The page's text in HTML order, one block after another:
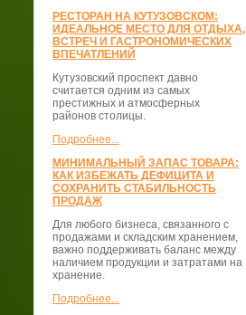
РЕСТОРАН НА КУТУЗОВСКОМ:
ИДЕАЛЬНОЕ МЕСТО ДЛЯ ОТДЫХА,
ВСТРЕЧ И ГАСТРОНОМИЧЕСКИХ
ВПЕЧАТЛЕНИЙ
Кутузовский проспект давно
считается одним из самых
престижных и атмосферных
районов столицы.
Подробнее...
МИНИМАЛЬНЫЙ ЗАПАС ТОВАРА:
КАК ИЗБЕЖАТЬ ДЕФИЦИТА И
СОХРАНИТЬ СТАБИЛЬНОСТЬ
ПРОДАЖ
Для любого бизнеса, связанного с
продажами и складским хранением,
важно поддерживать баланс между
наличием продукции и затратами на
хранение.
Подробнее...